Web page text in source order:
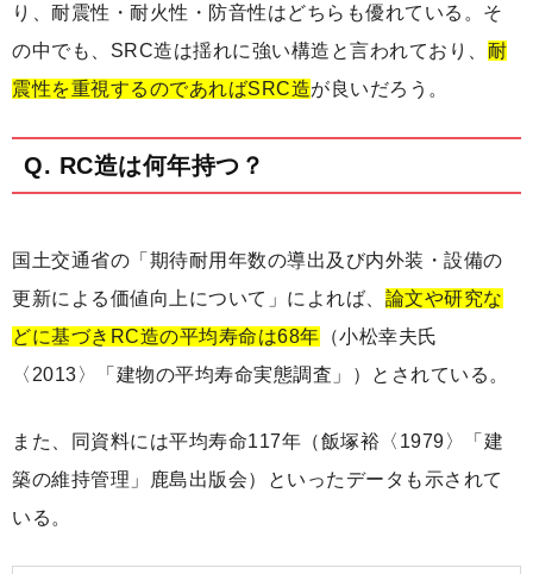
り、耐震性・耐火性・防音性はどちらも優れている。そ
の中でも、SRC造は揺れに強い構造と言われており、 耐
震性を重視するのであればSRC造が良いだろう。
Q. RC造は何年持つ？
国土交通省の「期待耐用年数の導出及び内外装・設備の
更新による価値向上について」によれば、 論文や研究な
どに基づきRC造の平均寿命は68年 （小松幸夫氏
〈2013〉「建物の平均寿命実態調査」）とされている。
また、同資料には平均寿命117年（飯塚裕〈1979〉「建
築の維持管理」鹿島出版会）といったデータも示されて
いる。